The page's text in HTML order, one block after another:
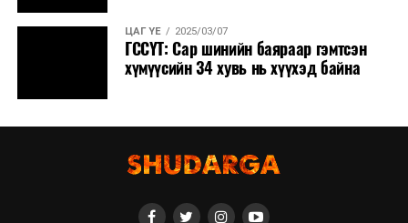
ЦАГ ҮЕ 2025/03/07
ГССҮТ: Сар шинийн баяраар гэмтсэн
хүмүүсийн 34 хувь нь хүүхэд байна